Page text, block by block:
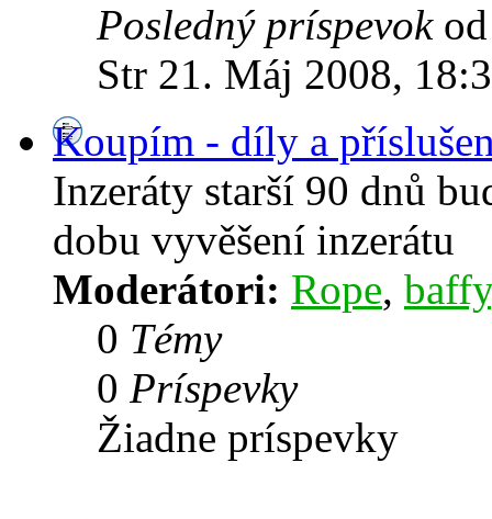
Posledný príspevok
Str 21. Máj 2008,
Koupím - díly a
Inzeráty starší 90 dnů
dobu vyvěšení inzerátu
Moderátori: Rope, baffy
0 Témy
0 Príspevky
Žiadne príspevky